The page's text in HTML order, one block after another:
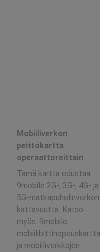
Mobiiliverkon
peittokartta
operaattoreittain
Tämä kartta edustaa
9mobile 2G-, 3G-, 4G- ja
5G-matkapuhelinverkon
kattavuutta. Katso
myös: 9mobile
mobiilibittinopeuskartta
ja mobiiliverkkojen